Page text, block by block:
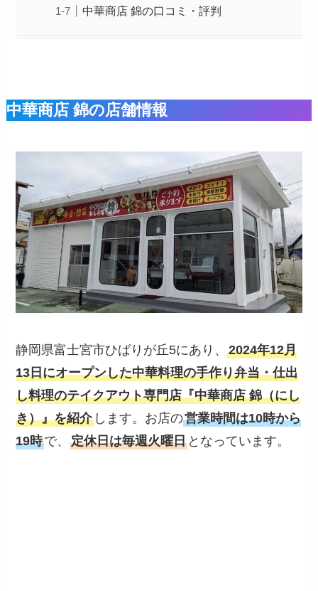
中華商店 錦の口コミ・評判
中華商店 錦の店舗情報
静岡県富士宮市ひばりが丘5にあり、2024年12月
13日にオープンした中華料理の手作り弁当・仕出
し料理のテイクアウト専門店『中華商店 錦（にし
き）』を紹介 します。お店の営業時間は10時から
19時で、定休日は毎週火曜日 となっています。